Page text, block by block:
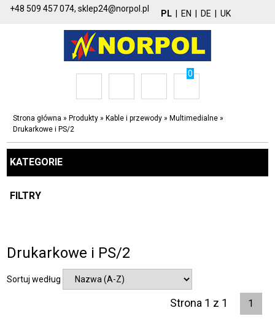
+48 509 457 074,sklep24@norpol.pl PL EN DE UK
0
Strona główna » Produkty » Kable i przewody » Multimedialne »
Drukarkowe i PS/2
KATEGORIE
FILTRY
Drukarkowe i PS/2
Sortuj według
Strona 1 z 1 1